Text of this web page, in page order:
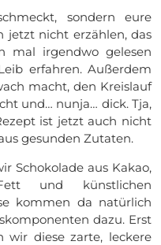
sondern eure
jetzt nicht erzählen, das
mal irgendwo gelesen
erfahren. Außerdem
macht, den Kreislauf
und… nunja… dick. Tja,
ist jetzt auch nicht
gesunden Zutaten.
Schokolade aus Kakao,
und künstlichen
kommen da natürlich
dazu. Erst
wir diese zarte, leckere